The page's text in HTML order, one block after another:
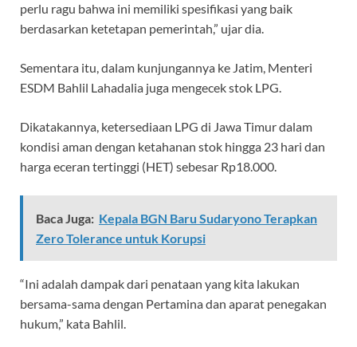
perlu ragu bahwa ini memiliki spesifikasi yang baik
berdasarkan ketetapan pemerintah,” ujar dia.
Sementara itu, dalam kunjungannya ke Jatim, Menteri
ESDM Bahlil Lahadalia juga mengecek stok LPG.
Dikatakannya, ketersediaan LPG di Jawa Timur dalam
kondisi aman dengan ketahanan stok hingga 23 hari dan
harga eceran tertinggi (HET) sebesar Rp18.000.
Baca Juga: Kepala BGN Baru Sudaryono Terapkan
Zero Tolerance untuk Korupsi
“Ini adalah dampak dari penataan yang kita lakukan
bersama-sama dengan Pertamina dan aparat penegakan
hukum,” kata Bahlil.